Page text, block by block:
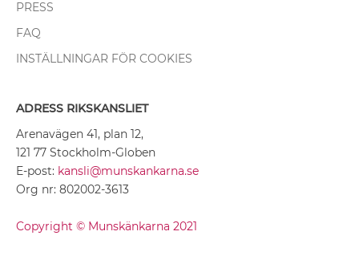
PRESS
FAQ
INSTÄLLNINGAR FÖR COOKIES
ADRESS RIKSKANSLIET
Arenavägen 41, plan 12,
121 77 Stockholm-Globen
E-post: kansli@munskankarna.se
Org nr: 802002-3613
Copyright © Munskänkarna 2021